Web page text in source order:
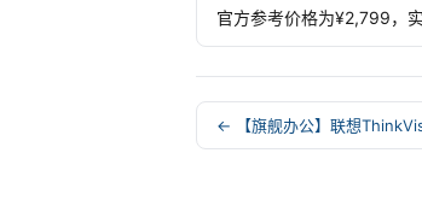
官方参考价格为¥2,799，
← 【旗舰办公】联想